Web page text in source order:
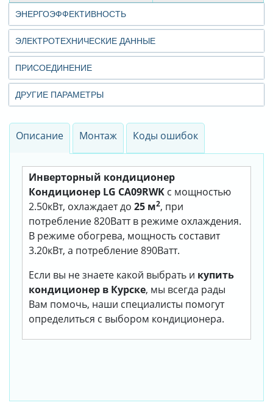
ЭНЕРГОЭФФЕКТИВНОСТЬ
ЭЛЕКТРОТЕХНИЧЕСКИЕ ДАННЫЕ
ПРИСОЕДИНЕНИЕ
ДРУГИЕ ПАРАМЕТРЫ
Описание Монтаж Коды ошибок
Инверторный кондиционер
Кондиционер LG CA09RWK с мощностью
2.50кВт, охлаждает до 25 м2, при
потребление 820Ватт в режиме охлаждения.
В режиме обогрева, мощность составит
3.20кВт, а потребление 890Ватт.
Если вы не знаете какой выбрать и купить
кондиционер в Курске, мы всегда рады
Вам помочь, наши специалисты помогут
определиться с выбором кондиционера.